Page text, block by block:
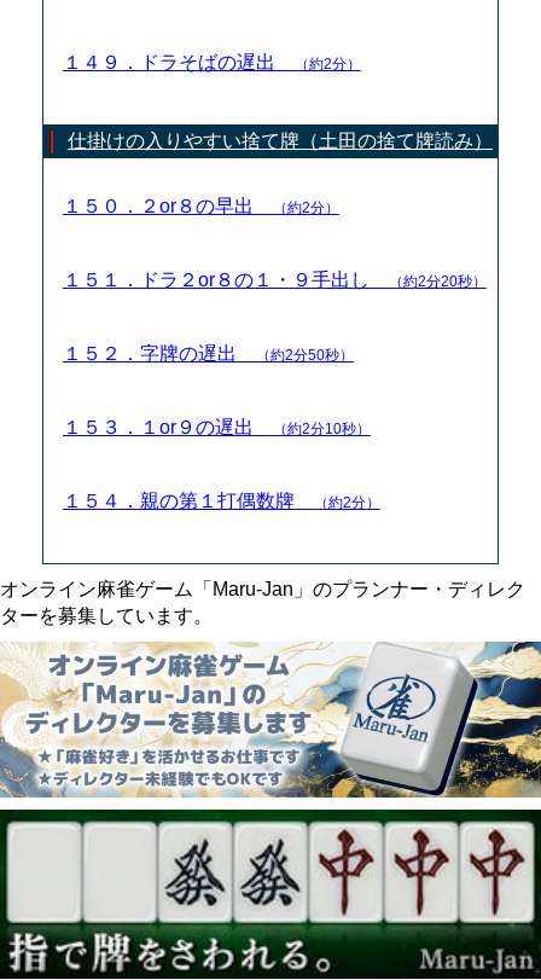
１４９．ドラそばの遅出 （約2分）
仕掛けの入りやすい捨て牌（土田の捨て牌読み）
１５０．２or８の早出 （約2分）
１５１．ドラ２or８の１・９手出し （約2分20秒）
１５２．字牌の遅出 （約2分50秒）
１５３．１or９の遅出 （約2分10秒）
１５４．親の第１打偶数牌 （約2分）
オンライン麻雀ゲーム「Maru-Jan」のプランナー・ディレク
ターを募集しています。